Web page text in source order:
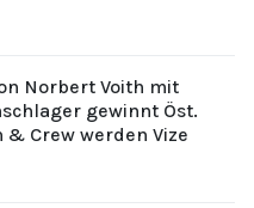
Norbert Voith mit
gewinnt Öst.
Crew werden Vize